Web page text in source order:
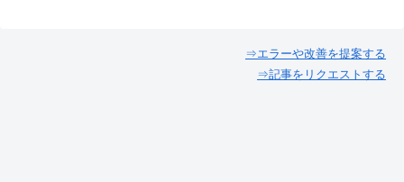
⇒エラーや改善を提案する
⇒記事をリクエストする